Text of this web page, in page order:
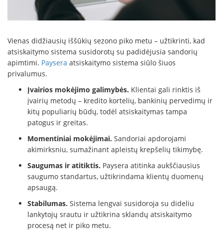
Vienas didžiausių iššūkių sezono piko metu – užtikrinti, kad
atsiskaitymo sistema susidorotų su padidėjusia sandorių
apimtimi. Paysera atsiskaitymo sistema siūlo šiuos
privalumus.
Įvairios mokėjimo galimybės. Klientai gali rinktis iš
įvairių metodų – kredito kortelių, bankinių pervedimų ir
kitų populiarių būdų, todėl atsiskaitymas tampa
patogus ir greitas.
Momentiniai mokėjimai. Sandoriai apdorojami
akimirksniu, sumažinant apleistų krepšelių tikimybę.
Saugumas ir atitiktis. Paysera atitinka aukščiausius
saugumo standartus, užtikrindama klientų duomenų
apsaugą.
Stabilumas. Sistema lengvai susidoroja su dideliu
lankytojų srautu ir užtikrina sklandų atsiskaitymo
procesą net ir piko metu.